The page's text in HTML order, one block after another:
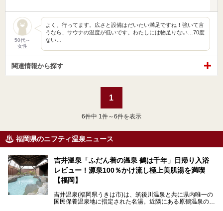
50代～
女性
よく、行ってます。広さと設備はだいたい満足ですね！強いて言
うなら、サウナの温度が低いです。わたしには物足りない…70度
ない…
関連情報から探す
1
6件中 1件～6件を表示
福岡県のニフティ温泉ニュース
吉井温泉「ふだん着の温泉 鶴は千年」日帰り入浴
レビュー！源泉100％かけ流し極上美肌湯を満喫
【福岡】
吉井温泉(福岡県うきは市)は、筑後川温泉と共に県内唯一の
国民保養温泉地に指定された名湯。近隣にある原鶴温泉の観